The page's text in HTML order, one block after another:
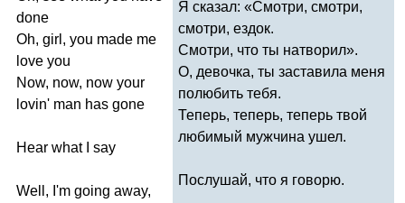
done
Oh, girl , you made me
love you
Now, now, now your
lovin' man has gone
Hear what say
Well , I'm going away,
Я сказал: «Смотри, смотри,
смотри, ездок.
Смотри, что ты натворил».
О, девочка, ты заставила меня
полюбить тебя.
Теперь, теперь, теперь твой
любимый мужчина ушел.
Послушай, что я говорю.